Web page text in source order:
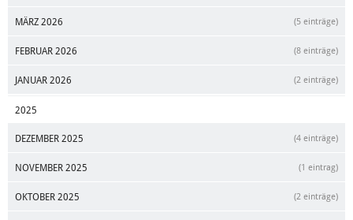
MÄRZ 2026 (5 einträge)
FEBRUAR 2026 (8 einträge)
JANUAR 2026 (2 einträge)
2025
DEZEMBER 2025 (4 einträge)
NOVEMBER 2025 (1 eintrag)
OKTOBER 2025 (2 einträge)